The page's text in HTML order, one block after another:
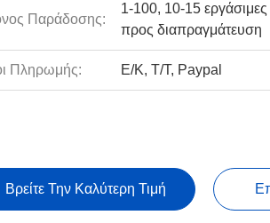
Παράδοσης:
1-100, 10-15 εργάσιμες
προς διαπραγμάτευση
Πληρωμής: Ε/Κ, Τ/Τ, Paypal
Βρείτε Την Καλύτερη Τιμή